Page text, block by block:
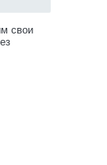
свои